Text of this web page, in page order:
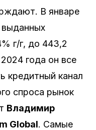
В январе
г/г, до 443,2
года он все
кредитный канал
спроса рынок
Владимир
Global. Самые